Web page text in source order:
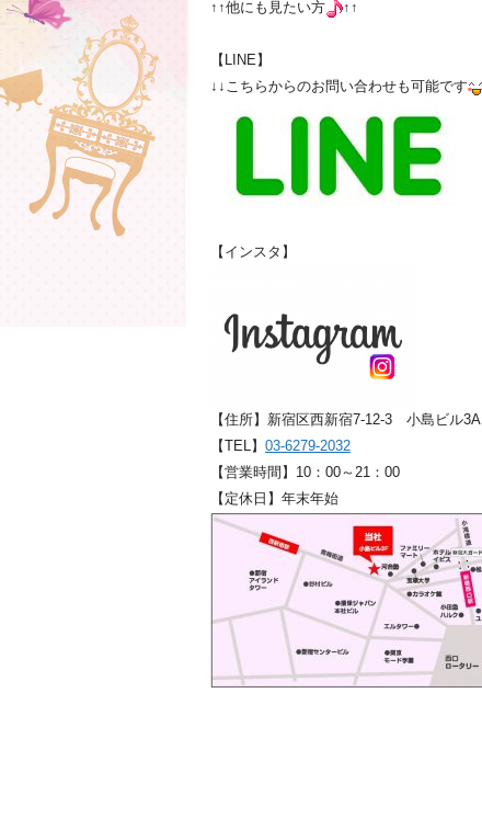
↑↑他にも見たい方 ↑↑
【LINE】
↓↓こちらからのお問い合わせも可能です
【インスタ】
【住所】新宿区西新宿7-12-3 小島ビル3A
【TEL】 03-6279-2032
【営業時間】10：00～21：00
【定休日】年末年始